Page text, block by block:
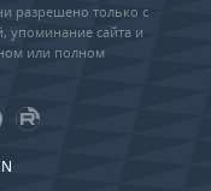
разрешено только с
упоминание сайта и
или полном